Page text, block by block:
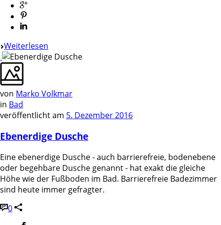
Weiterlesen
von Marko Volkmar
in Bad
veröffentlicht am 5. Dezember 2016
Ebenerdige Dusche
Eine ebenerdige Dusche - auch barrierefreie, bodenebene
oder begehbare Dusche genannt - hat exakt die gleiche
Höhe wie der Fußboden im Bad. Barrierefreie Badezimmer
sind heute immer gefragter.
0